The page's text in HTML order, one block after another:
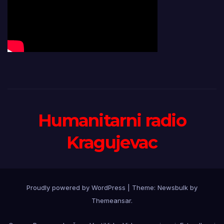
Humanitarni radio
Kragujevac
Proudly powered by WordPress Theme: Newsbulk by
Themeansar.